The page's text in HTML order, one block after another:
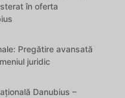
în oferta
Pregătire avansată
juridic
Danubius –